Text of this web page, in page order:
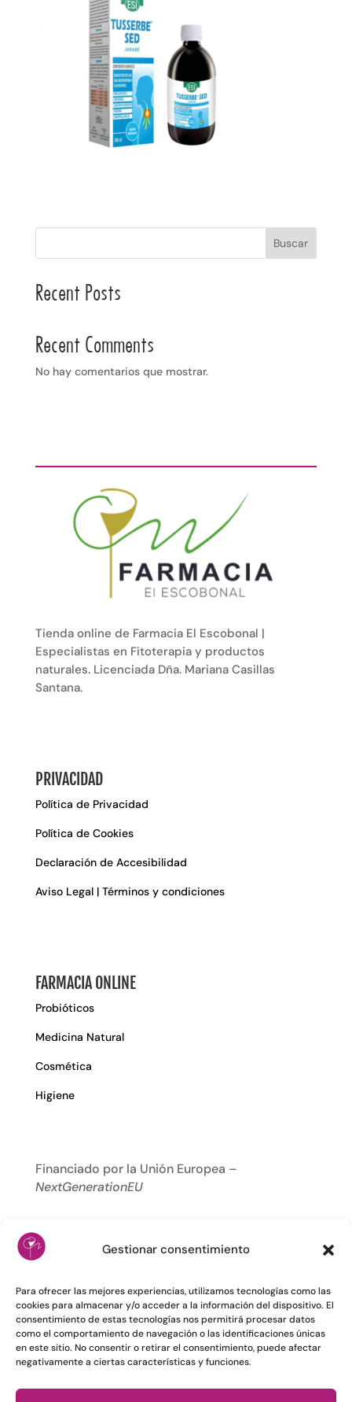
Gestionar consentimiento
Para ofrecer las mejores experiencias, utilizamos tecnologías como las
cookies para almacenar y/o acceder a la información del dispositivo. El
consentimiento de estas tecnologías nos permitirá procesar datos
como el comportamiento de navegación o las identificaciones únicas
en este sitio. No consentir o retirar el consentimiento, puede afectar
negativamente a ciertas características y funciones.
Buscar
Recent Posts
Recent Comments
No hay comentarios que mostrar.
Tienda online de Farmacia El Escobonal |
Especialistas en Fitoterapia y productos
naturales. Licenciada Dña. Mariana Casillas
Santana.
PRIVACIDAD
Política de Privacidad
Política de Cookies
Declaración de Accesibilidad
Aviso Legal | Términos y condiciones
FARMACIA ONLINE
Probióticos
Medicina Natural
Cosmética
Higiene
Financiado por la Unión Europea –
NextGenerationEU